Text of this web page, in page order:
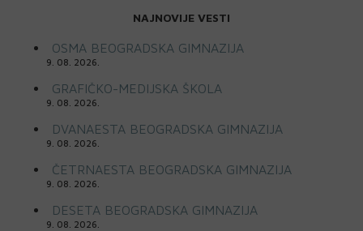
NAJNOVIJE VESTI
OSMA BEOGRADSKA GIMNAZIJA
9. 08. 2026.
GRAFIČKO-MEDIJSKA ŠKOLA
9. 08. 2026.
DVANAESTA BEOGRADSKA GIMNAZIJA
9. 08. 2026.
ČETRNAESTA BEOGRADSKA GIMNAZIJA
9. 08. 2026.
DESETA BEOGRADSKA GIMNAZIJA
9. 08. 2026.